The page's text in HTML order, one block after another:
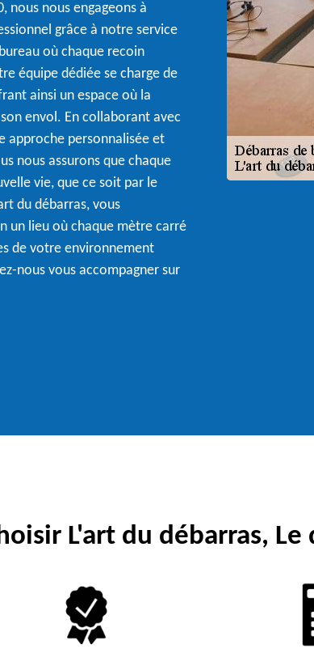
nous nous engageons à
grâce à notre service
où chaque recoin
équipe dédiée se charge de
ainsi un espace où la
envol. En collaborant avec
approche personnalisée et
nous assurons que chaque
vie, que ce soit par le
du débarras, vous
un lieu où chaque mètre carré
de votre environnement
nous vous accompagner sur
L'art du débarras, Le